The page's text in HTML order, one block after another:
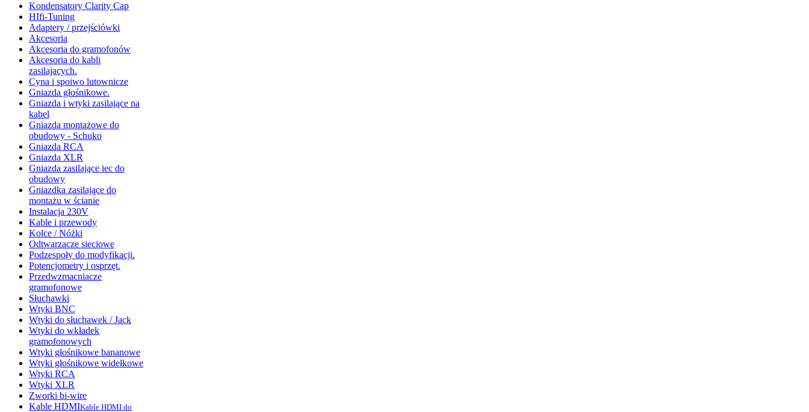
Kondensatory Clarity Cap
HIfi-Tuning
Adaptery / przejściówki
Akcesoria
Akcesoria do gramofonów
Akcesoria do kabli
zasilajacych.
Cyna i spoiwo lutownicze
Gniazda głośnikowe.
Gniazda i wtyki zasilające na
kabel
Gniazda montażowe do
obudowy - Schuko
Gniazda RCA
Gniazda XLR
Gniazda zasilające iec do
obudowy
Gniazdka zasilające do
montażu w ścianie
Instalacja 230V
Kable i przewody
Kolce / Nóżki
Odtwarzacze sieciowe
Podzespoły do modyfikacji.
Potencjometry i osprzęt.
Przedwzmacniacze
gramofonowe
Słuchawki
Wtyki BNC
Wtyki do słuchawek / Jack
Wtyki do wkładek
gramofonowych
Wtyki głośnikowe bananowe
Wtyki głośnikowe widełkowe
Wtyki RCA
Wtyki XLR
Zworki bi-wire
Kable HDMIKable HDMI do